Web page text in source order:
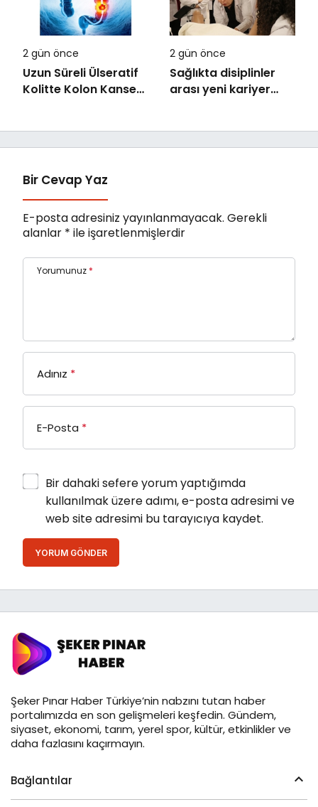
2 gün önce
Uzun Süreli Ülseratif
Kolitte Kolon Kanseri
2 gün önce
Sağlıkta disiplinler
arası yeni kariyer
Bir Cevap Yaz
E-posta adresiniz yayınlanmayacak. Gerekli
alanlar * ile işaretlenmişlerdir
Yorumunuz *
Adınız *
E-Posta *
Bir dahaki sefere yorum yaptığımda
kullanılmak üzere adımı, e-posta adresimi ve
web site adresimi bu tarayıcıya kaydet.
YORUM GÖNDER
Şeker Pınar Haber Türkiye’nin nabzını tutan haber
portalımızda en son gelişmeleri keşfedin. Gündem,
siyaset, ekonomi, tarım, yerel spor, kültür, etkinlikler ve
daha fazlasını kaçırmayın.
Bağlantılar